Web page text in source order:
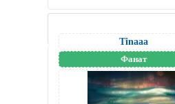
Tinaaa
Фанат